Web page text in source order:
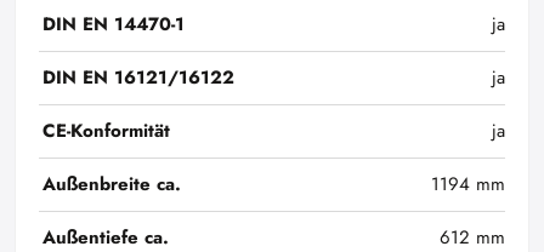
DIN EN 14470-1
ja
DIN EN 16121/16122
ja
CE-Konformität
ja
Außenbreite ca.
1194 mm
Außentiefe ca.
612 mm